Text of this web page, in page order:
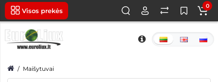
Visos prekės
0
Maišytuvai